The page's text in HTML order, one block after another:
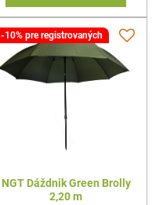
-10% pre registrovaných
NGT Dáždnik Green Brolly
2,20 m